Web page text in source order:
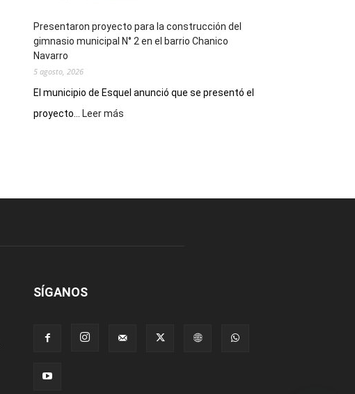
Presentaron proyecto para la construcción del
gimnasio municipal N° 2 en el barrio Chanico
Navarro
5 agosto, 2026
El municipio de Esquel anunció que se presentó el
proyecto...
Leer más
del
Navarro
SÍGANOS